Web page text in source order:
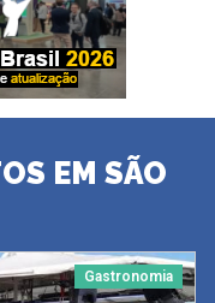
EM SÃO
Gastronomia